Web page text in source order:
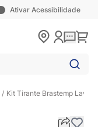
Ativar Acessibilidade
/ Kit Tirante Brastemp